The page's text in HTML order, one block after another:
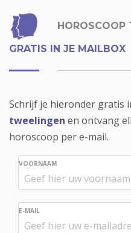
HOROSCOOP
GRATIS IN JE MAILBOX
Schrijf je hieronder gratis
tweelingen en ontvang
horoscoop per e-mail.
VOORNAAM
E-MAIL